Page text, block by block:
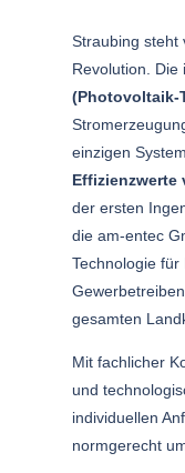
Straubing steht
Revolution. Die
(Photovoltaik-
einzigen
Effizienzwerte
der ersten
die am-entec
Technologie für
gesamten
Mit fachlicher
und
individuellen
normgerecht